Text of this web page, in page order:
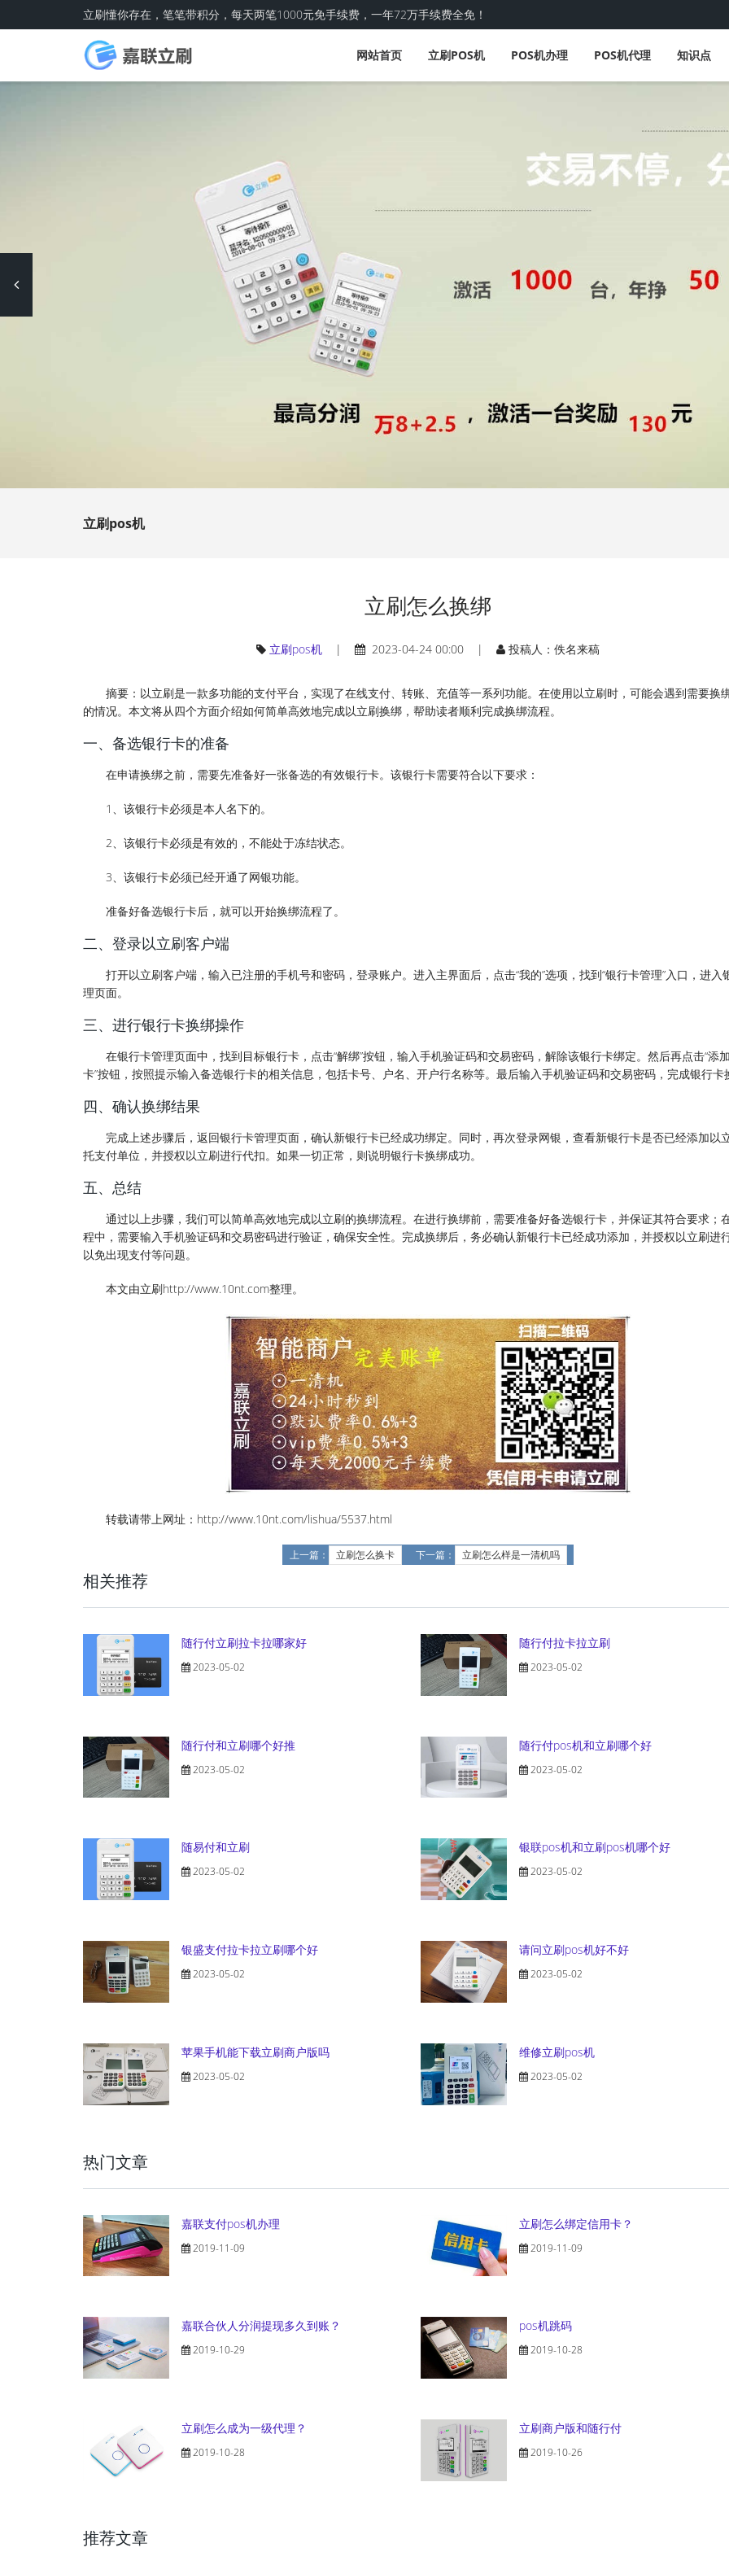
立刷懂你存在，笔笔带积分，每天两笔1000元免手续费，一年72万手续费全免！
网站首页 立刷POS机 POS机办理 POS机代理 知识点
立刷pos机
立刷怎么换绑
立刷pos机| 2023-04-24 00:00 | 投稿人：佚名来稿
摘要：以立刷是一款多功能的支付平台，实现了在线支付、转账、充值等一系列功能。在使用以立刷时，可能会遇到需要换
的情况。本文将从四个方面介绍如何简单高效地完成以立刷换绑，帮助读者顺利完成换绑流程。
一、备选银行卡的准备
在申请换绑之前，需要先准备好一张备选的有效银行卡。该银行卡需要符合以下要求：
1、该银行卡必须是本人名下的。
2、该银行卡必须是有效的，不能处于冻结状态。
3、该银行卡必须已经开通了网银功能。
准备好备选银行卡后，就可以开始换绑流程了。
二、登录以立刷客户端
打开以立刷客户端，输入已注册的手机号和密码，登录账户。进入主界面后，点击“我的”选项，找到“银行卡管理”入口，进入
理页面。
三、进行银行卡换绑操作
在银行卡管理页面中，找到目标银行卡，点击“解绑”按钮，输入手机验证码和交易密码，解除该银行卡绑定。然后再点击“添
卡”按钮，按照提示输入备选银行卡的相关信息，包括卡号、户名、开户行名称等。最后输入手机验证码和交易密码，完成银行卡
四、确认换绑结果
完成上述步骤后，返回银行卡管理页面，确认新银行卡已经成功绑定。同时，再次登录网银，查看新银行卡是否已经添加以
托支付单位，并授权以立刷进行代扣。如果一切正常，则说明银行卡换绑成功。
五、总结
通过以上步骤，我们可以简单高效地完成以立刷的换绑流程。在进行换绑前，需要准备好备选银行卡，并保证其符合要求；
程中，需要输入手机验证码和交易密码进行验证，确保安全性。完成换绑后，务必确认新银行卡已经成功添加，并授权以立刷进
以免出现支付等问题。
本文由立刷http://www.10nt.com整理。
转载请带上网址：http://www.10nt.com/lishua/5537.html
上一篇： 立刷怎么换卡 下一篇： 立刷怎么样是一清机吗
相关推荐
随行付立刷拉卡拉哪家好
2023-05-02
随行付拉卡拉立刷
2023-05-02
随行付和立刷哪个好推
2023-05-02
随行付pos机和立刷哪个好
2023-05-02
随易付和立刷
2023-05-02
银联pos机和立刷pos机哪个好
2023-05-02
银盛支付拉卡拉立刷哪个好
2023-05-02
请问立刷pos机好不好
2023-05-02
苹果手机能下载立刷商户版吗
2023-05-02
维修立刷pos机
2023-05-02
热门文章
嘉联支付pos机办理
2019-11-09
立刷怎么绑定信用卡？
2019-11-09
嘉联合伙人分润提现多久到账？
2019-10-29
pos机跳码
2019-10-28
立刷怎么成为一级代理？
2019-10-28
立刷商户版和随行付
2019-10-26
推荐文章